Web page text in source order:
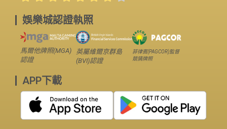
娛樂城認證執照
馬爾他牌照(MGA)
認證
英屬維爾京群島
(BVI)認證
菲律賓(PAGCOR)監督
競猜牌照
APP下載